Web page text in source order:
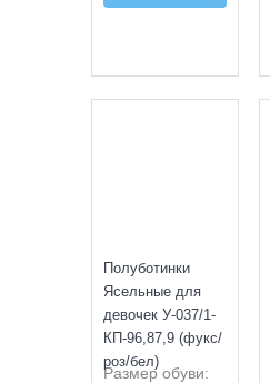
Полуботинки
Ясельные для
девочек У-037/1-
КП-96,87,9 (фукс/
роз/бел)
Размер обуви: